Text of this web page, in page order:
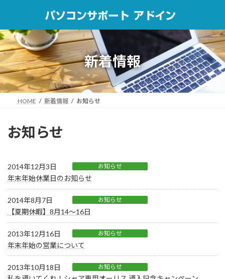
ン
ツ
へ
ス
キ
ッ
プ
ー
シ
ョ
ン
に
移
動
新着情報
HOME 新着情報 お知らせ
お知らせ
2014年12月3日 お知らせ
年末年始休業日のお知らせ
2014年8月7日 お知らせ
【夏期休暇】8月14～16日
2013年12月16日 お知らせ
年末年始の営業について
2013年10月18日 お知らせ